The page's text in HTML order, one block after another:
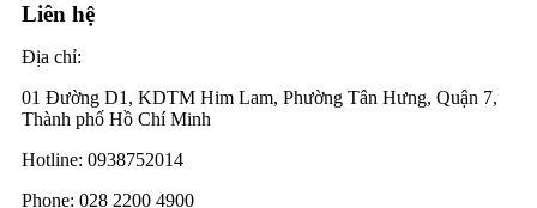
Liên hệ
Địa chỉ:
01 Đường D1, KDTM Him Lam, Phường Tân Hưng, Quận 7,
Thành phố Hồ Chí Minh
Hotline: 0938752014
Phone: 028 2200 4900